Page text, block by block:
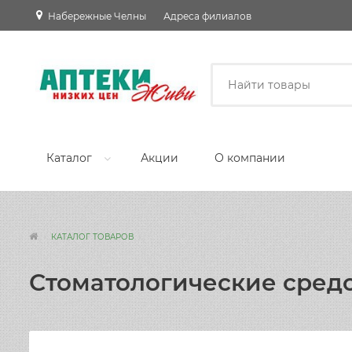
Набережные Челны Адреса филиалов
Каталог Акции О компании
КАТАЛОГ ТОВАРОВ
Стоматологические